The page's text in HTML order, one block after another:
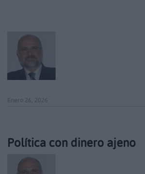
Enero 26, 2026
Política con dinero ajeno